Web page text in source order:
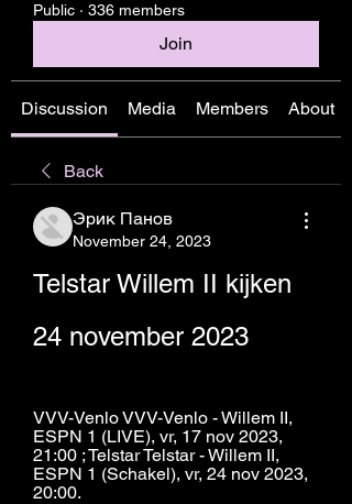
Public · 336 members
Join
Discussion Media Members About
Back
Эрик Панов
November 24, 2023
Telstar Willem II kijken
24 november 2023
VVV-Venlo VVV-Venlo - Willem II,
ESPN 1 (LIVE), vr, 17 nov 2023,
21:00 ; Telstar Telstar - Willem II,
ESPN 1 (Schakel), vr, 24 nov 2023,
20:00.